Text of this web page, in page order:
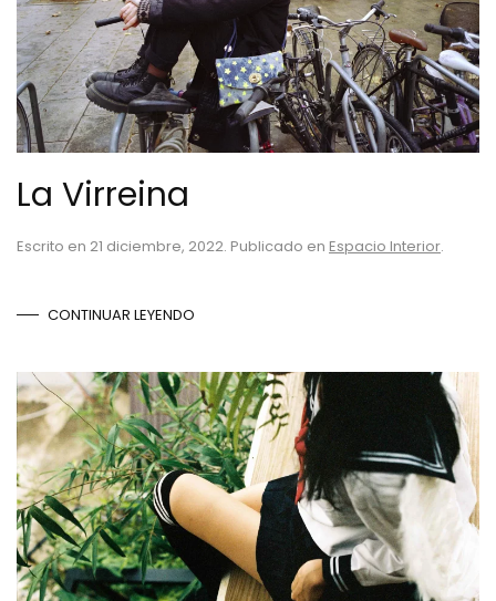
La Virreina
Escrito en 21 diciembre, 2022. Publicado en Espacio Interior.
CONTINUAR LEYENDO